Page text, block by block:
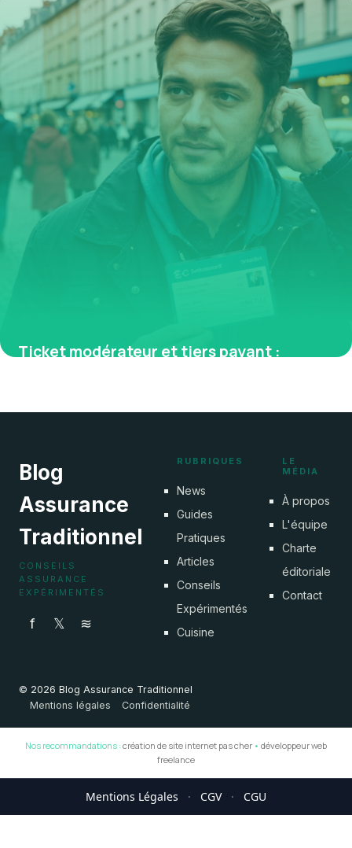
Ticket modérateur et tiers payant :
Blog
Assurance
Traditionnel
CONSEILS
ASSURANCE
EXPÉRIMENTÉS
f 𝕏 ≋
RUBRIQUES
News
Guides
Pratiques
Articles
Conseils
Expérimentés
Cuisine
LE
MÉDIA
À propos
L'équipe
Charte
éditoriale
Contact
© 2026 Blog Assurance Traditionnel
Mentions légales
Confidentialité
Nos recommandations : création de site internet pas cher • développeur web
freelance
Mentions Légales · CGV · CGU